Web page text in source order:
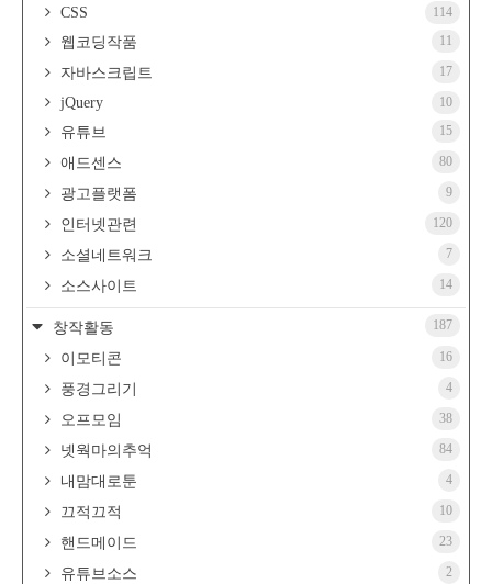
CSS 114
웹코딩작품 11
자바스크립트 17
jQuery 10
유튜브 15
애드센스 80
광고플랫폼 9
인터넷관련 120
소셜네트워크 7
소스사이트 14
창작활동 187
이모티콘 16
풍경그리기 4
오프모임 38
넷웍마의추억 84
내맘대로툰 4
끄적끄적 10
핸드메이드 23
유튜브소스 2